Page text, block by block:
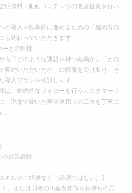
明資料・動画コンテンツの改善提案を行い
の導入を効率的に進めるための「進め方の
も関わっていただきます。
との連携
ら「どのような課題を持つ薬局か」「どの
契約いただいたか」の情報を受け取り、そ
導入プランを検討します。
は、継続的なフォローを行うカスタマーサ
、現場で聞いた声や運用上の工夫を丁寧に
就業経験
キルやご経験など（必須ではない）】
、または同等のIT基礎知識をお持ちの方